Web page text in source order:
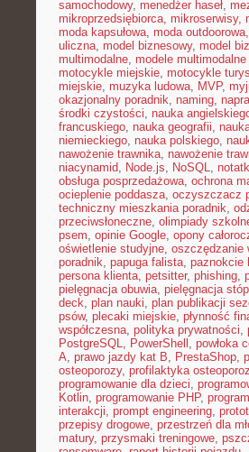
samochodowy, menedżer haseł,
mikroprzedsiębiorca, mikroserwisy,
moda kapsułowa, moda outdoorowa,
uliczna, model biznesowy, model
multimodalne, modele
motocykle miejskie, motocykle
miejskie, muzyka ludowa, MVP,
okazjonalny poradnik, naming,
środki czystości, nauka
francuskiego, nauka geografii,
niemieckiego, nauka polskiego,
nawożenie trawnika, nawożenie
niacynamid, Node.js, NoSQL,
obsługa posprzedażowa, ochrona
ocieplenie poddasza, oczyszczacz
techniczny mieszkania poradnik,
przeciwsłoneczne, olimpiady
psem, opinie Google, opony
oświetlenie studyjne, oszczędzanie
poradnik, papuga falista, paznokcie
persona klienta, petsitter, phishing,
pielęgnacja obuwia, pielęgnacja stóp
deck, plan nauki, plan publikacji
psów, plecaki miejskie, płynność
współczesna, polityka prywatności,
PostgreSQL, PowerShell , powłoka
A, prawo jazdy kat B, PrestaShop,
osteoporozy, profilaktyka
programowanie dla dzieci,
Kotlin, programowanie PHP,
interakcji, prompt engineering,
przepisy drogowe, przestrzeń dla
matury, przysmaki treningowe,